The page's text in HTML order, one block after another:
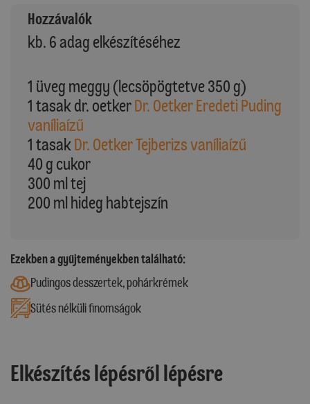
Hozzávalók
kb. 6 adag elkészítéséhez
1 üveg meggy (lecsöpögtetve 350 g)
1 tasak dr. oetkerDr. Oetker Eredeti Puding
vaníliaízű
1 tasak Dr. Oetker Tejberizs vaníliaízű
40 g cukor
300 ml tej
200 ml hideg habtejszín
Ezekben a gyűjteményekben található:
Pudingos desszertek, pohárkrémek
Sütés nélküli finomságok
Elkészítés lépésről lépésre